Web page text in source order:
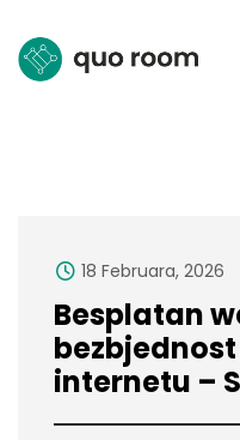
18 Februara, 2026
Besplatan
internetu –